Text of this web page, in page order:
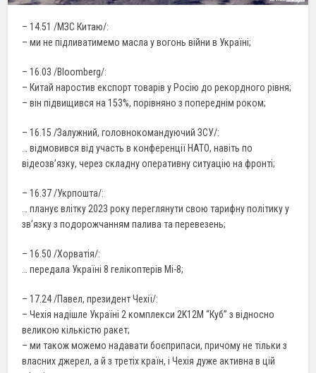
– 14.51 /МЗС Китаю/:
– ми не підливатимемо масла у вогонь війни в Україні;
– 16.03 /Bloomberg/:
– Китай наростив експорт товарів у Росію до рекордного рівня;
– він підвищився на 153%, порівняно з попереднім роком;
– 16.15 /Залужний, головнокомандуючий ЗСУ/:
… відмовився від участь в конференції НАТО, навіть по
відеозв’язку, через складну оперативну ситуацію на фронті;
– 16.37 /Укрпошта/:
… планує влітку 2023 року переглянути свою тарифну політику у
зв’язку з подорожчанням палива та перевезень;
– 16.50 /Хорватія/:
… передала Україні 8 гелікоптерів Мі-8;
– 17.24 /Павел, президент Чехії/:
– Чехія надішле Україні 2 комплекси 2K12M “Куб” з відносно
великою кількістю ракет;
– ми також можемо надавати боєприпаси, причому не тільки з
власних джерел, а й з третіх країн, і Чехія дуже активна в цій